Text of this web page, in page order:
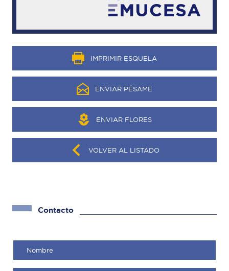
IMPRIMIR ESQUELA
ENVIAR PÉSAME
ENVIAR FLORES
VOLVER AL LISTADO
Contacto